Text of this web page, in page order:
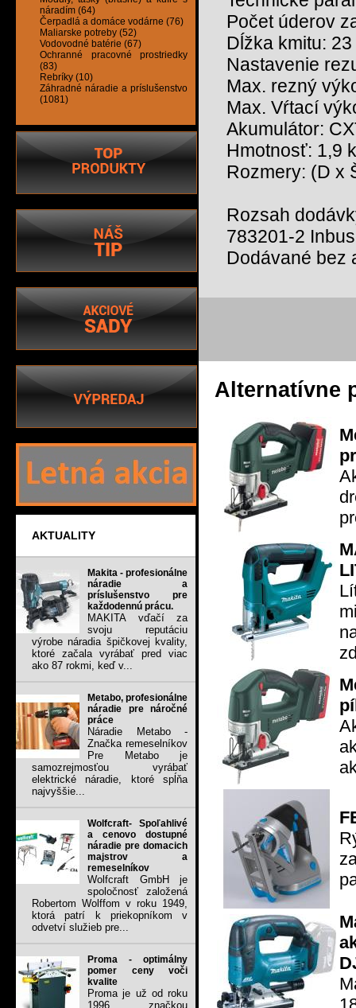
náradím (64)
Čerpadlá a domáce vodárne (76)
Maliarske potreby (52)
Vodovodné batérie (67)
Ochranné pracovné prostriedky
(83)
Rebríky (10)
Záhradné náradie a príslušenstvo
(1081)
AKTUALITY
Makita - profesionálne
náradie a
príslušenstvo pre
každodennú prácu.
MAKITA vďačí za
svoju reputáciu
výrobe náradia špičkovej kvality,
ktoré začala vyrábať pred viac
ako 87 rokmi, keď v...
Metabo, profesionálne
náradie pre náročné
práce
Náradie Metabo -
Značka remeselníkov
Pre Metabo je
samozrejmosťou vyrábať
elektrické náradie, ktoré spĺňa
najvyššie...
Wolfcraft- Spoľahlivé
a cenovo dostupné
náradie pre domacich
majstrov a
remeselníkov
Wolfcraft GmbH je
spoločnosť založená
Robertom Wolffom v roku 1949,
ktorá patrí k priekopníkom v
odvetví služieb pre...
Proma - optimálny
pomer ceny voči
kvalite
Proma je už od roku
1996 značkou
Počet úderov
Dĺžka kmitu: 23
Nastavenie
Max. rezný
Max. Vŕtací
Akumulátor:
Hmotnosť: 1,9
Rozmery: (D x
Rozsah
783201-2
Dodávané bez
Alternatívne